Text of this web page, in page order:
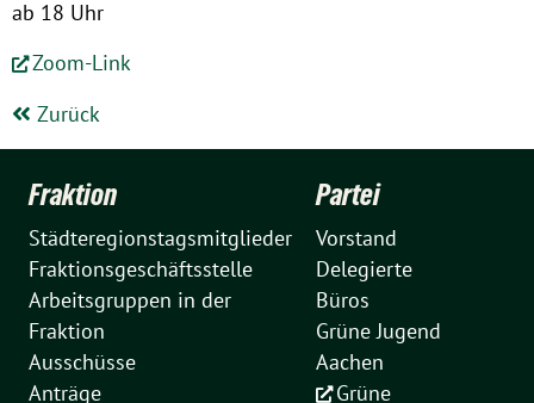
ab 18 Uhr
Zoom-Link
Zurück
Fraktion
Städteregionstagsmitglieder
Fraktionsgeschäftsstelle
Arbeitsgruppen in der
Fraktion
Ausschüsse
Anträge
Partei
Vorstand
Delegierte
Büros
Grüne Jugend
Aachen
Grüne